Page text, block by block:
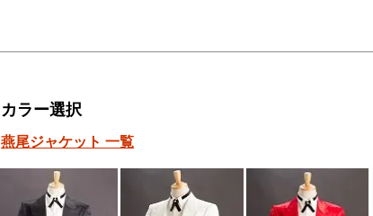
カラー選択
燕尾ジャケット 一覧